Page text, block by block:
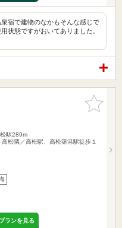
宿で建物のなかもそんな感じで
状態ですがおいてありました。
お気に入
りに追加
駅289m
高松隣／高松駅、高松築港駅徒歩１
ランを見る